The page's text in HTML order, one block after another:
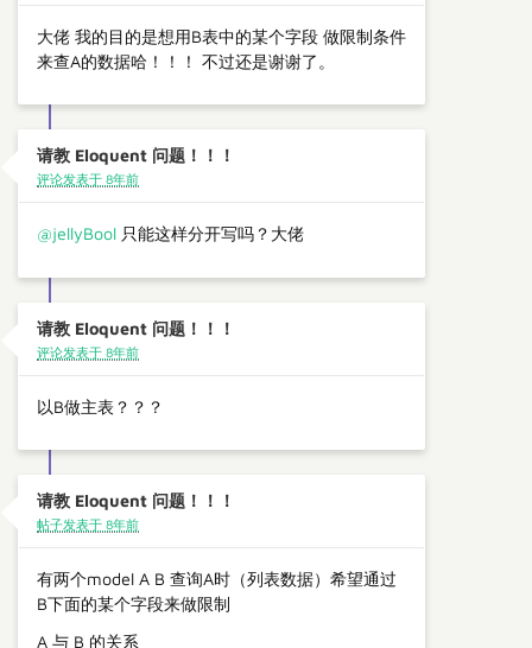
大佬 我的目的是想用B表中的某个字段 做限制条件
来查A的数据哈！！！ 不过还是谢谢了。
请教 Eloquent 问题！！！
评论发表于 8年前
@jellyBool 只能这样分开写吗？大佬
请教 Eloquent 问题！！！
评论发表于 8年前
以B做主表？？？
请教 Eloquent 问题！！！
帖子发表于 8年前
有两个model A B 查询A时（列表数据）希望通过
B下面的某个字段来做限制
A 与 B 的关系